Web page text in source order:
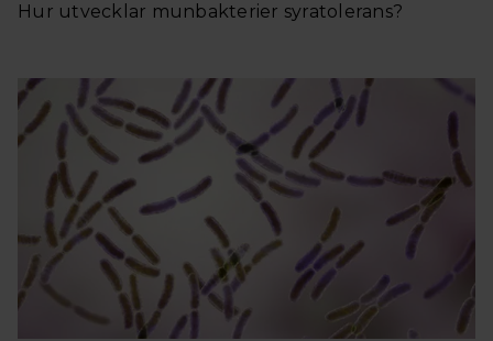
Hur utvecklar munbakterier syratolerans?